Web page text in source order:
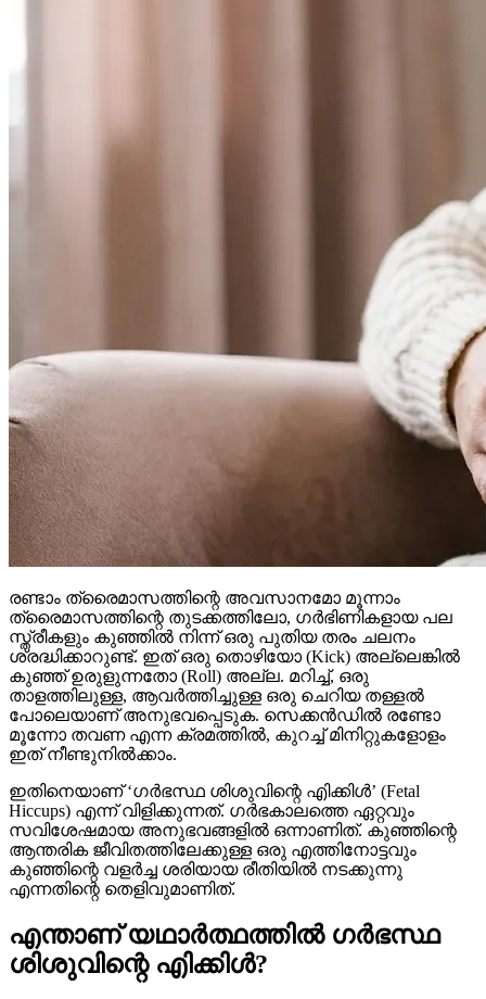
രണ്ടാം ത്രൈമാസത്തിന്റെ അവസാനമോ മൂന്നാം
ത്രൈമാസത്തിന്റെ തുടക്കത്തിലോ, ഗർഭിണികളായ പല
സ്ത്രീകളും കുഞ്ഞിൽ നിന്ന് ഒരു പുതിയ തരം ചലനം
ശ്രദ്ധിക്കാറുണ്ട്. ഇത് ഒരു തൊഴിയോ (Kick) അല്ലെങ്കിൽ
കുഞ്ഞ് ഉരുളുന്നതോ (Roll) അല്ല. മറിച്ച്, ഒരു
താളത്തിലുള്ള, ആവർത്തിച്ചുള്ള ഒരു ചെറിയ തള്ളൽ
പോലെയാണ് അനുഭവപ്പെടുക. സെക്കൻഡിൽ രണ്ടോ
മൂന്നോ തവണ എന്ന ക്രമത്തിൽ, കുറച്ച് മിനിറ്റുകളോളം
ഇത് നീണ്ടുനിൽക്കാം.
ഇതിനെയാണ് ‘ഗർഭസ്ഥ ശിശുവിന്റെ എിക്കിൾ’ (Fetal
Hiccups) എന്ന് വിളിക്കുന്നത്. ഗർഭകാലത്തെ ഏറ്റവും
സവിശേഷമായ അനുഭവങ്ങളിൽ ഒന്നാണിത്. കുഞ്ഞിന്റെ
ആന്തരിക ജീവിതത്തിലേക്കുള്ള ഒരു എത്തിനോട്ടവും
കുഞ്ഞിന്റെ വളർച്ച ശരിയായ രീതിയിൽ നടക്കുന്നു
എന്നതിന്റെ തെളിവുമാണിത്.
എന്താണ് യഥാർത്ഥത്തിൽ ഗർഭസ്ഥ
ശിശുവിന്റെ എിക്കിൾ?